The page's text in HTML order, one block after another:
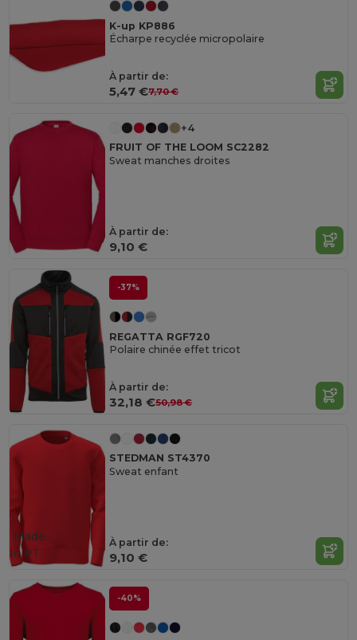
K-up KP886
Écharpe recyclée micropolaire
À partir de:
5,47 €7,70 €
+4
FRUIT OF THE LOOM SC2282
Sweat manches droites
À partir de:
9,10 €
-37%
REGATTA RGF720
Polaire chinée effet tricot
À partir de:
32,18 €50,98 €
STEDMAN ST4370
Sweat enfant
À partir de:
9,10 €
Made
in PT
-40%